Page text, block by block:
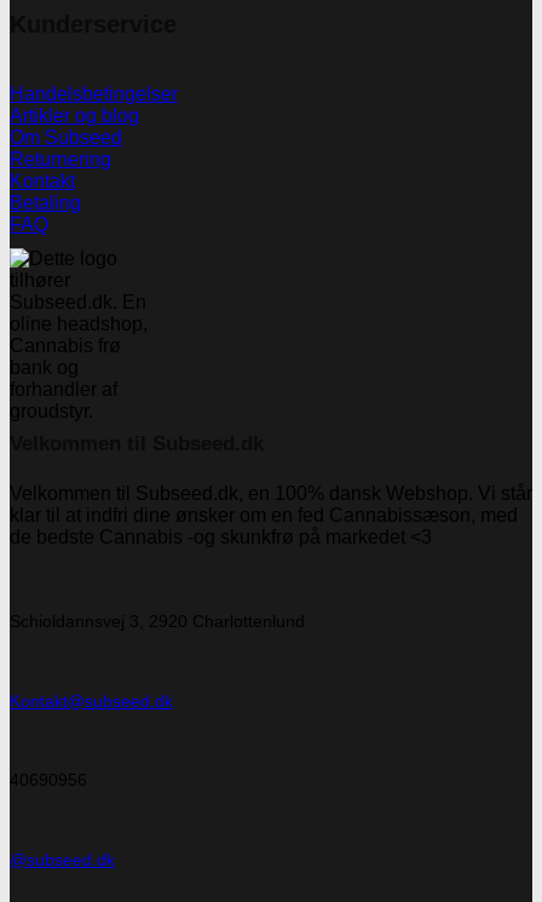
Handelsbetingelser
Artikler og blog
Om Subseed
Returnering
Kontakt
Betaling
FAQ
Velkommen til Subseed.dk, en 100% dansk Webshop. Vi står
klar til at indfri dine ønsker om en fed Cannabissæson, med
de bedste Cannabis -og skunkfrø på markedet <3
Schioldannsvej 3, 2920 Charlottenlund
Kontakt@subseed.dk
40690956
@subseed.dk